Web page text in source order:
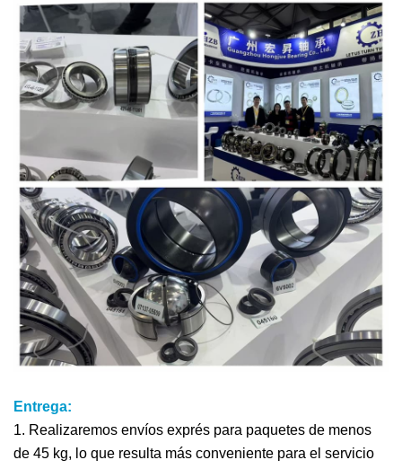
Entrega:
1. Realizaremos envíos exprés para paquetes de menos
de 45 kg, lo que resulta más conveniente para el servicio